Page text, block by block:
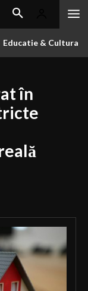
Educatie & Cultura
în